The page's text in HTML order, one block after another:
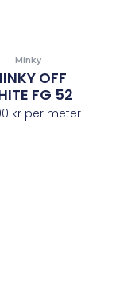
Minky
OFF
FG 52
kr per meter